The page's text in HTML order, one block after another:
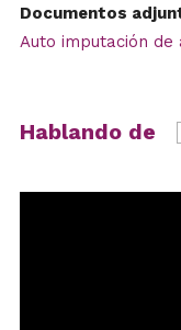
Documentos
Auto imputación de
Hablando de